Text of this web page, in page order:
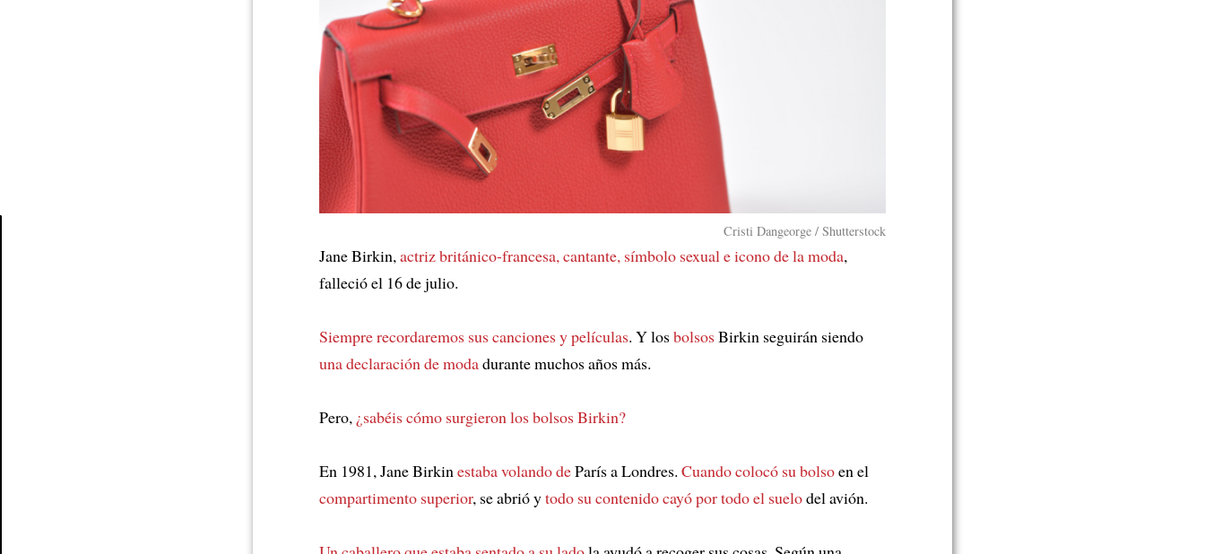
Cristi Dangeorge / Shutterstock
Jane Birkin, actriz británico-francesa, cantante, símbolo sexual e icono de la moda,
falleció el 16 de julio.
Siempre recordaremos sus canciones y películas. Y losbolsosBirkin seguirán siendo
una declaración de modadurante muchos años más.
Pero, ¿sabéis cómo surgieron los bolsos Birkin?
En 1981, Jane Birkin estaba volando deParís a Londres. Cuando colocó su bolsoen el
compartimento superior, se abrió ytodo su contenido cayó por todo el suelodel avión.